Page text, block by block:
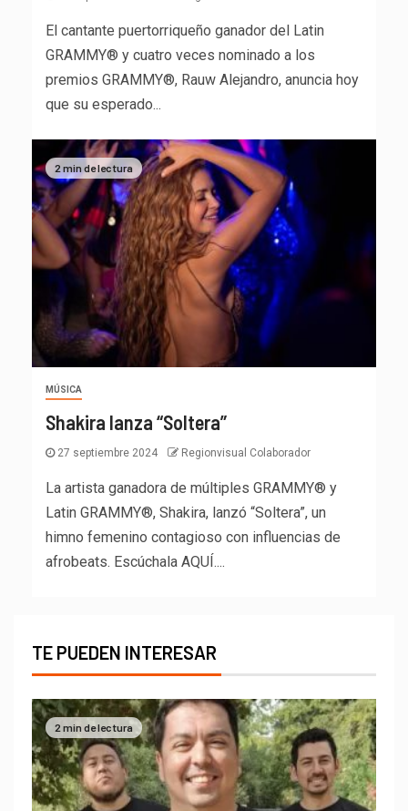
El cantante puertorriqueño ganador del Latin
GRAMMY® y cuatro veces nominado a los
premios GRAMMY®, Rauw Alejandro, anuncia hoy
que su esperado...
2 min de lectura
MÚSICA
Shakira lanza “Soltera”
27 septiembre 2024 Regionvisual Colaborador
La artista ganadora de múltiples GRAMMY® y
Latin GRAMMY®, Shakira, lanzó “Soltera”, un
himno femenino contagioso con influencias de
afrobeats. Escúchala AQUÍ....
TE PUEDEN INTERESAR
2 min de lectura